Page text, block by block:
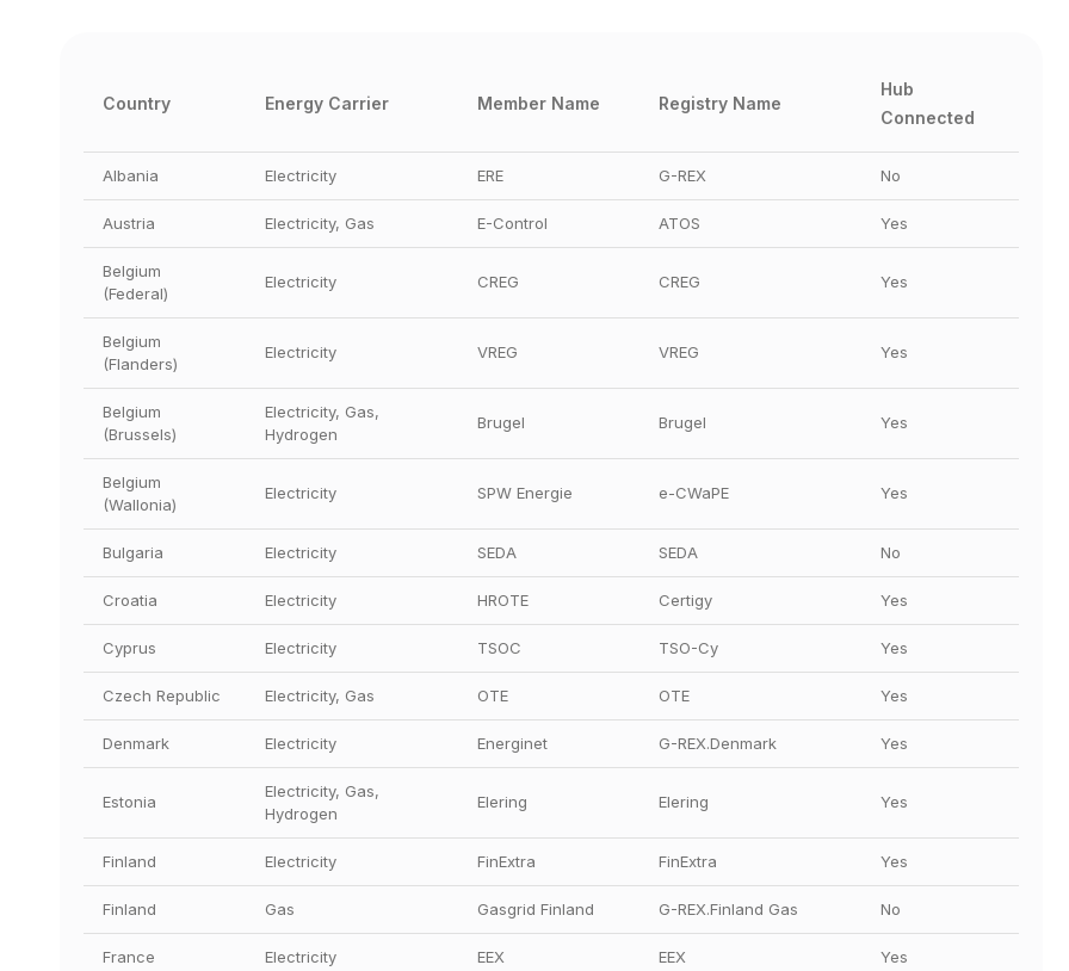
Country Energy Carrier Member Name Registry Name
Hub
Connected
Albania Electricity ERE G-REX No
Austria Electricity, Gas E-Control ATOS Yes
Belgium
(Federal)
Electricity CREG CREG Yes
Belgium
(Flanders)
Electricity VREG VREG Yes
Belgium
(Brussels)
Electricity, Gas,
Hydrogen
Brugel Brugel Yes
Belgium
(Wallonia)
Electricity SPW Energie e-CWaPE Yes
Bulgaria Electricity SEDA SEDA No
Croatia Electricity HROTE Certigy Yes
Cyprus Electricity TSOC TSO-Cy Yes
Czech Republic Electricity, Gas OTE OTE Yes
Denmark Electricity Energinet G-REX.Denmark Yes
Estonia
Electricity, Gas,
Hydrogen
Elering Elering Yes
Finland Electricity FinExtra FinExtra Yes
Finland Gas Gasgrid Finland G-REX.Finland Gas No
France Electricity EEX EEX Yes